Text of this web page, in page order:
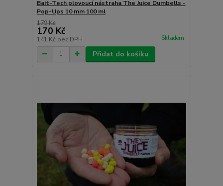
Bait-Tech plovoucí nástraha The Juice Dumbells -
Pop-Ups 10 mm 100 ml
179 Kč
170 Kč
141 Kč bez DPH Skladem
Přidat do košíku